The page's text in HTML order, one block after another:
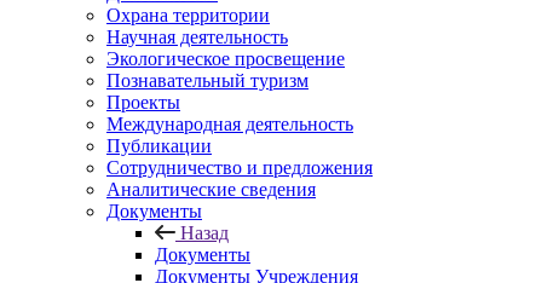
Охрана территории
Научная деятельность
Экологическое просвещение
Познавательный туризм
Проекты
Международная деятельность
Публикации
Сотрудничество и предложения
Аналитические сведения
Документы
Назад
Документы
Документы Учреждения